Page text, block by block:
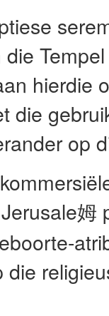
hierdie
die
op
姆
die